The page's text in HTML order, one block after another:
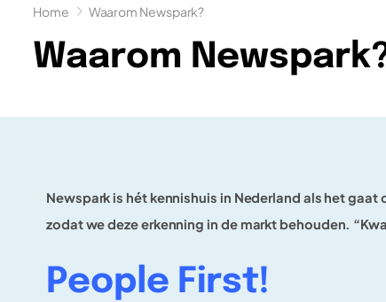
Home Waarom Newspark?
Waarom
Newspark is hét kennishuis in Nederland als het
zodat we deze erkenning in de markt behouden.
People First!